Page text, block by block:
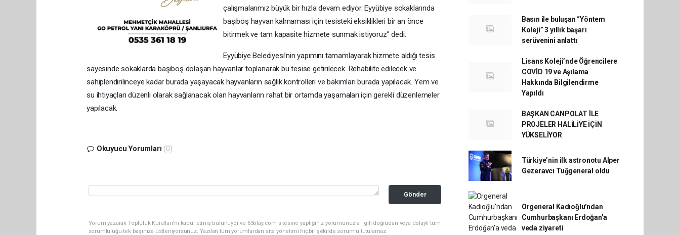
çalışmalarımız büyük bir hızla devam ediyor. Eyyübiye sokaklarında
başıboş hayvan kalmaması için tesisteki eksiklikleri bir an önce
bitirmek ve tam kapasite hizmete sunmak istiyoruz” dedi.
Eyyübiye Belediyesi’nin yapımını tamamlayarak hizmete aldığı tesis
sayesinde sokaklarda başıboş dolaşan hayvanlar toplanarak bu tesise getirilecek. Rehabilite edilecek ve
sahiplendirilinceye kadar burada yaşayacak hayvanların sağlık kontrolleri ve bakımları burada yapılacak. Yem ve
su ihtiyaçları düzenli olarak sağlanacak olan hayvanların rahat bir ortamda yaşamaları için gerekli düzenlemeler
yapılacak.
Okuyucu Yorumları (0)
Gönder
Yorum yazarak Topluluk Kuralları’nı kabul etmiş bulunuyor ve 63olay.com sitesine yaptığınız yorumunuzla ilgili doğrudan veya dolaylı tüm
sorumluluğu tek başınıza üstleniyorsunuz. Yazılan tüm yorumlardan site yönetimi hiçbir şekilde sorumlu tutulamaz.
Basın ile buluşan “Yöntem
Koleji” 3 yıllık başarı
serüvenini anlattı
Lisans Koleji’nde Öğrencilere
COVİD 19 ve Aşılama
Hakkında Bilgilendirme
Yapıldı
BAŞKAN CANPOLAT İLE
PROJELER HALİLİYE İÇİN
YÜKSELİYOR
Türkiye’nin ilk astronotu Alper
Gezeravcı Tuğgeneral oldu
Orgeneral Kadıoğlu'ndan
Cumhurbaşkanı Erdoğan'a
veda ziyareti